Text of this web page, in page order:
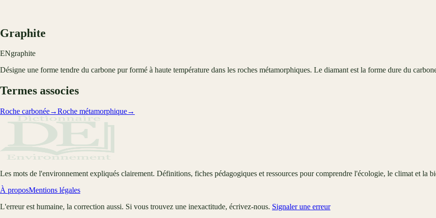
Graphite
ENgraphite
Désigne une forme tendre du carbone pur formé à haute température dans les roches métamorphiques. Le diamant est la forme dure du
Termes associes
Roche carbonée→Roche métamorphique→
Les mots de l'environnement expliqués clairement. Définitions, fiches pédagogiques et ressources pour comprendre l'écologie, le climat et la
À proposMentions légales
L'erreur est humaine, la correction aussi. Si vous trouvez une inexactitude, écrivez-nous. Signaler une erreur